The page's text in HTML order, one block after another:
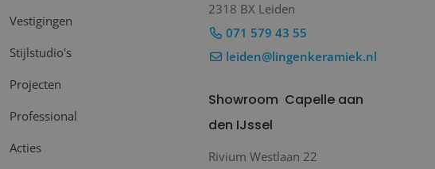
Vestigingen
Stijlstudio's
Projecten
Professional
Acties
2318 BX Leiden
071 579 43 55
leiden@lingenkeramiek.nl
Showroom Capelle aan
den IJssel
Rivium Westlaan 22